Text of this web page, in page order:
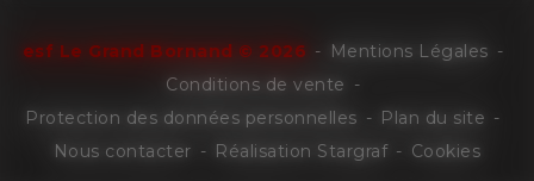
esf Le Grand Bornand © 2026
Mentions Légales
Conditions de vente
Protection des données personnelles
Plan du site
Nous contacter
Réalisation Stargraf Cookies